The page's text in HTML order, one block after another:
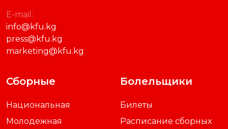
E-mail:
info@kfu.kg
press@kfu.kg
marketing@kfu.kg
Сборные
Национальная
Молодежная
Болельщики
Билеты
Расписание сборных